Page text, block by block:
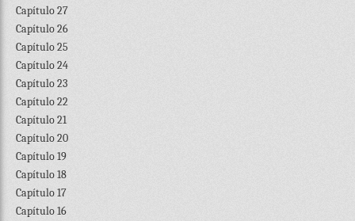
Capítulo 27
Capítulo 26
Capítulo 25
Capítulo 24
Capítulo 23
Capítulo 22
Capítulo 21
Capítulo 20
Capítulo 19
Capítulo 18
Capítulo 17
Capítulo 16